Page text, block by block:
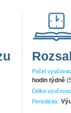
Počet
hodin týdně
Délka
Periodicita: